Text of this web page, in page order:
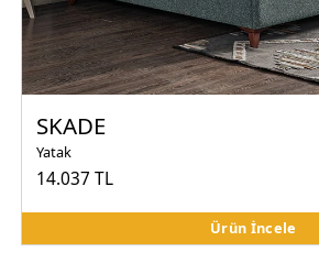
SKADE
Yatak
14.037 TL
Ürün İncele